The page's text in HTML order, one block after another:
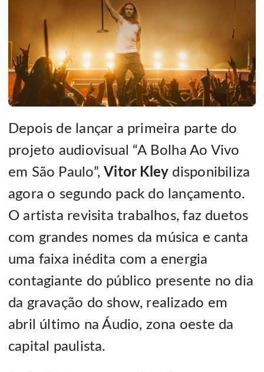
Depois de lançar a primeira parte do
projeto audiovisual “A Bolha Ao Vivo
em São Paulo”,Vitor Kley disponibiliza
agora o segundo pack do lançamento.
O artista revisita trabalhos, faz duetos
com grandes nomes da música e canta
uma faixa inédita com a energia
contagiante do público presente no dia
da gravação do show, realizado em
abril último na Áudio, zona oeste da
capital paulista.